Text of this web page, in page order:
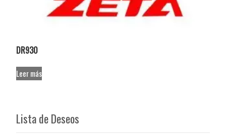
DR930
Leer más
Lista de Deseos